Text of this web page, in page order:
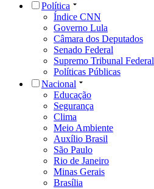
Política
Índice CNN
Governo Lula
Câmara dos Deputados
Senado Federal
Supremo Tribunal Federal
Políticas Públicas
Nacional
Educação
Segurança
Clima
Meio Ambiente
Auxílio Brasil
São Paulo
Rio de Janeiro
Minas Gerais
Brasília